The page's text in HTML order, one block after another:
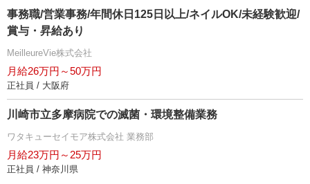
事務職/営業事務/年間休日125日以上/ネイルOK/未経験歓迎/
賞与・昇給あり
MeilleureVie株式会社
月給26万円～50万円
正社員 / 大阪府
川崎市立多摩病院での滅菌・環境整備業務
ワタキューセイモア株式会社 業務部
月給23万円～25万円
正社員 / 神奈川県